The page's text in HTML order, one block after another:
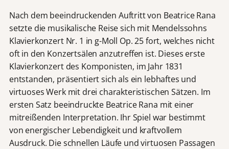
Nach dem beeindruckenden Auftritt von Beatrice Rana
setzte die musikalische Reise sich mit Mendelssohns
Klavierkonzert Nr. 1 in g-Moll Op. 25 fort, welches nicht
oft in den Konzertsälen anzutreffen ist. Dieses erste
Klavierkonzert des Komponisten, im Jahr 1831
entstanden, präsentiert sich als ein lebhaftes und
virtuoses Werk mit drei charakteristischen Sätzen. Im
ersten Satz beeindruckte Beatrice Rana mit einer
mitreißenden Interpretation. Ihr Spiel war bestimmt
von energischer Lebendigkeit und kraftvollem
Ausdruck. Die schnellen Läufe und virtuosen Passagen